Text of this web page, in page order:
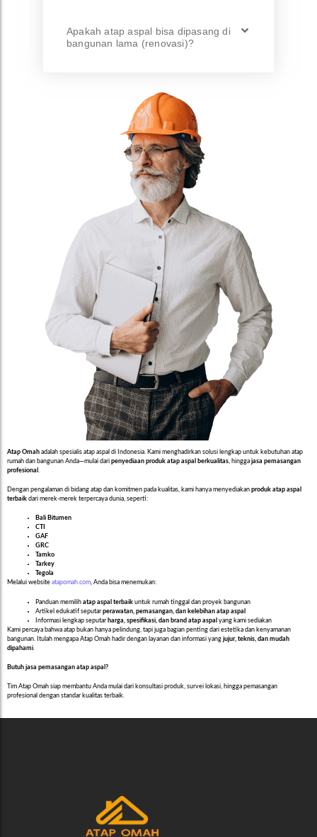
Apakah atap aspal bisa dipasang di
bangunan lama (renovasi)?
Atap Omah adalah spesialis atap aspal di Indonesia. Kami menghadirkan solusi lengkap untuk kebutuhan atap
rumah dan bangunan Anda—mulai dari penyediaan produk atap aspal berkualitas , hingga jasa pemasangan
profesional
Dengan pengalaman di bidang atap dan komitmen pada kualitas, kami hanya menyediakan produk atap aspal
terbaik dari merek-merek terpercaya dunia, seperti:
Bali Bitumen
CTI
GAF
GRC
Tamko
Tarkey
Tegola
Melalui website atapomah.com, Anda bisa menemukan:
Panduan memilih atap aspal terbaik untuk rumah tinggal dan proyek bangunan
Artikel edukatif seputarperawatan, pemasangan, dan kelebihan atap aspal
Informasi lengkap seputar harga, spesifikasi, dan brand atap aspal yang kami sediakan
Kami percaya bahwa atap bukan hanya pelindung, tapi juga bagian penting dari estetika dan kenyamanan
bangunan. Itulah mengapa Atap Omah hadir dengan layanan dan informasi yang jujur, teknis, dan mudah
dipahami
Butuh jasa pemasangan atap aspal?
Tim Atap Omah siap membantu Anda mulai dari konsultasi produk, survei lokasi, hingga pemasangan
profesional dengan standar kualitas terbaik.